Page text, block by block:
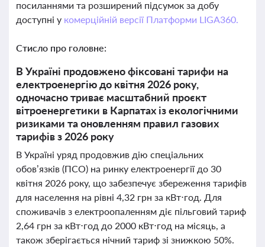
посиланнями та розширений підсумок за добу
доступні у комерційній версії Платформи LIGA360.
Стисло про головне:
В Україні продовжено фіксовані тарифи на
електроенергію до квітня 2026 року,
одночасно триває масштабний проєкт
вітроенергетики в Карпатах із екологічними
ризиками та оновленням правил газових
тарифів з 2026 року
В Україні уряд продовжив дію спеціальних
обов’язків (ПСО) на ринку електроенергії до 30
квітня 2026 року, що забезпечує збереження тарифів
для населення на рівні 4,32 грн за кВт⋅год. Для
споживачів з електроопаленням діє пільговий тариф
2,64 грн за кВт⋅год до 2000 кВт⋅год на місяць, а
також зберігається нічний тариф зі знижкою 50%.